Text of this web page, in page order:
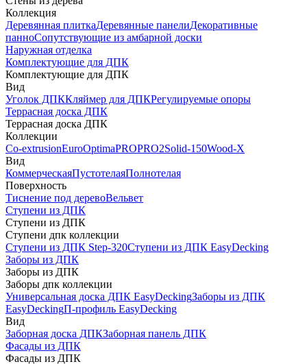
Коллекция
Деревянная плиткаДеревянные панелиДекоративные
панноСопутствующие из амбарной доски
Наружная отделка
Комплектующие для ДПК
Комплектующие для ДПК
Вид
Уголок ДПККляймер для ДПКРегулируемые опоры
Террасная доска ДПК
Террасная доска ДПК
Коллекции
Co-extrusionEuroOptimaPROPRO2Solid-150Wood-X
Вид
КоммерческаяПустотелаяПолнотелая
Поверхность
Тиснение под деревоВельвет
Ступени из ДПК
Ступени из ДПК
Ступени дпк коллекции
Ступени из ДПК Step-320Ступени из ДПК EasyDecking
Заборы из ДПК
Заборы из ДПК
Заборы дпк коллекции
Универсальная доска ДПК EasyDeckingЗаборы из ДПК
EasyDeckingП-профиль EasyDecking
Вид
Заборная доска ДПКЗаборная панель ДПК
Фасады из ДПК
Фасады из ДПК